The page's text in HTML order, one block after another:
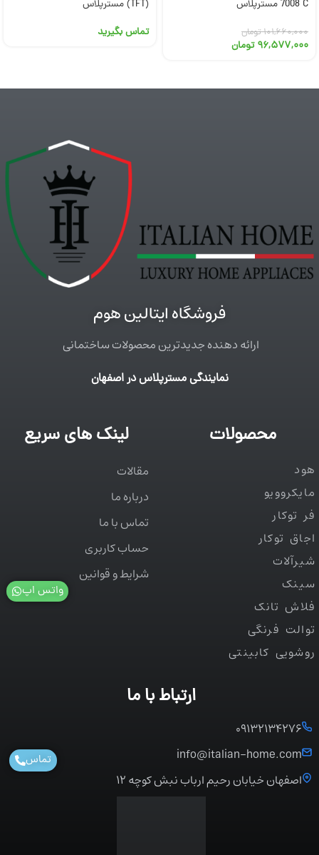
7008 C مسترپلاس
۱۰۱,۶۶۰,۰۰۰تومان
۹۶,۵۷۷,۰۰۰ تومان
(TFT) مسترپلاس
تماس بگیرید
فروشگاه ایتالین هوم
ارائه دهنده جدیدترین محصولات ساختمانی
نمایندگی مسترپلاس در اصفهان
محصولات
هود
مایکروویو
فر توکار
اجاق توکار
شیرآلات
سینک
فلاش تانک
توالت فرنگی
روشویی کابینتی
لینک های سریع
مقالات
درباره ما
تماس با ما
حساب کاربری
شرایط و قوانین
ارتباط با ما
۰۹۱۳۲۱۳۴۲۷۶
info@italian-home.com
اصفهان خیابان رحیم ارباب نبش کوچه ۱۲
تماس
واتس اپ